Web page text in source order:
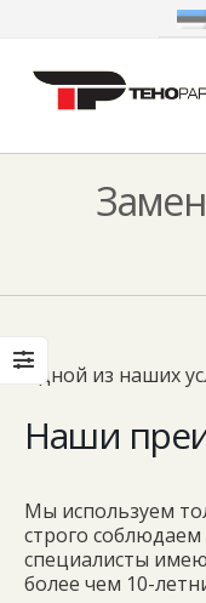
Одной из наших
Наши
Мы используем
строго
специалисты
более чем 10-